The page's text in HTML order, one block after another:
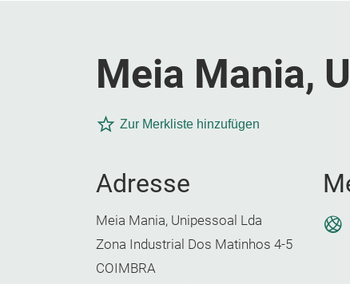
Meia Mania,
Zur Merkliste hinzufügen
Adresse
Meia Mania, Unipessoal Lda
Zona Industrial Dos Matinhos 4-5
COIMBRA